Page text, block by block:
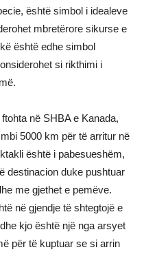
është simbol i idealeve
mbretërore sikurse e
është edhe simbol
si rikthimi i
në SHBA e Kanada,
5000 km për të arritur në
është i pabesueshëm,
destinacion duke pushtuar
me gjethet e pemëve.
në gjendje të shtegtojë e
kjo është një nga arsyet
për të kuptuar se si arrin